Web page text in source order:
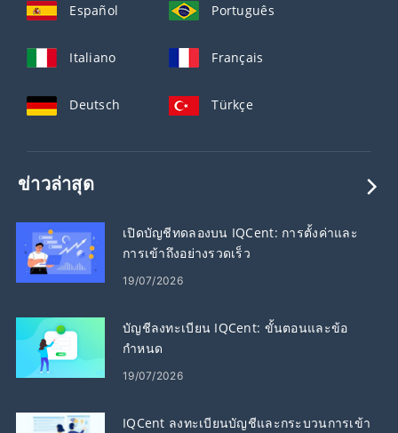
Español Português
Italiano Français
Deutsch Türkçe
ข่าวล่าสุด
เปิดบัญชีทดลองบน IQCent: การตั้งค่าและ
การเข้าถึงอย่างรวดเร็ว
19/07/2026
บัญชีลงทะเบียน IQCent: ขั้นตอนและข้อ
กำหนด
19/07/2026
IQCent ลงทะเบียนบัญชีและกระบวนการเข้า